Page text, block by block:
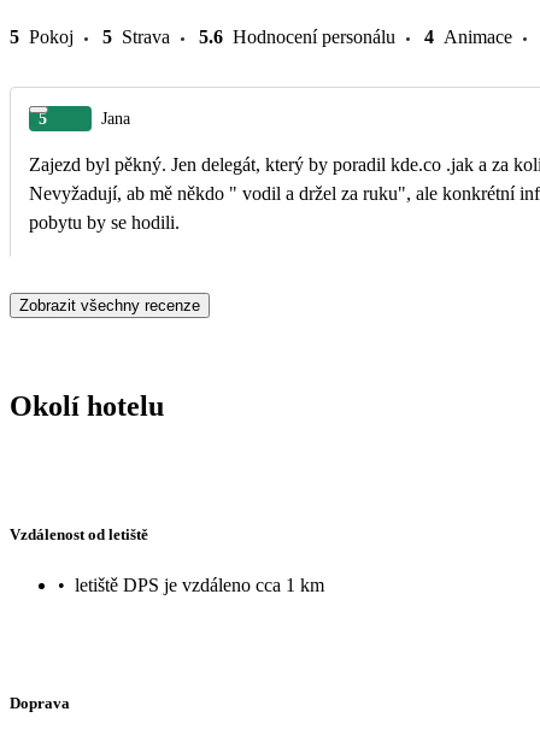
5 Pokoj 5 Strava 5.6 Hodnocení personálu 4 Animace
5 Jana
Zajezd byl pěkný. Jen delegát, který by poradil kde.co .jak a za
Nevyžadují, ab mě někdo " vodil a držel za ruku", ale konkrétní
pobytu by se hodili.
Zobrazit všechny recenze
Okolí hotelu
Vzdálenost od letiště
• letiště DPS je vzdáleno cca 1 km
Doprava